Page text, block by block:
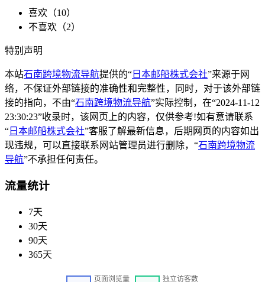
喜欢（10）
不喜欢（2）
特别声明
本站石南跨境物流导航提供的“ 日本邮船株式会社”来源于网
络，不保证外部链接的准确性和完整性，同时，对于该外部链
接的指向，不由“石南跨境物流导航”实际控制，在“2024-11-12
23:30:23”收录时，该网页上的内容，仅供参考!如有意请联系
“ 日本邮船株式会社”客服了解最新信息，后期网页的内容如出
现违规，可以直接联系网站管理员进行删除，“石南跨境物流
导航”不承担任何责任。
流量统计
7天
30天
90天
365天